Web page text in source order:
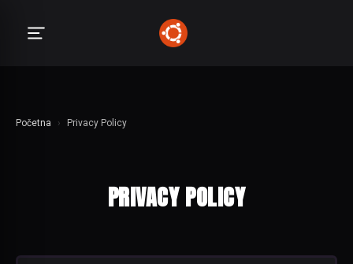
Početna › Privacy Policy
PRIVACY POLICY